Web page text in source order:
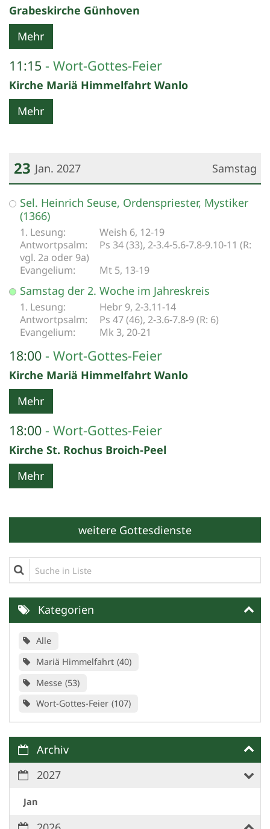
Grabeskirche Günhoven
Mehr
11:15 Wort-Gottes-Feier
Kirche Mariä Himmelfahrt Wanlo
Mehr
Samstag
23 Jan. 2027
Datum: 23. Januar 2027
Sel. Heinrich Seuse, Ordenspriester, Mystiker
(1366)
Weish 6, 12-19
Ps 34 (33), 2-3.4-5.6-7.8-9.10-11 (R:
vgl. 2a oder 9a)
Mt 5, 13-19
Samstag der 2. Woche im Jahreskreis
Hebr 9, 2-3.11-14
Ps 47 (46), 2-3.6-7.8-9 (R: 6)
Mk 3, 20-21
18:00 Wort-Gottes-Feier
Kirche Mariä Himmelfahrt Wanlo
Mehr
18:00 Wort-Gottes-Feier
Kirche St. Rochus Broich-Peel
Mehr
weitere Gottesdienste
Suche in Liste
Kategorien
Alle
Mariä Himmelfahrt 40
Messe 53
Wort-Gottes-Feier 107
Archiv
2027
Jan